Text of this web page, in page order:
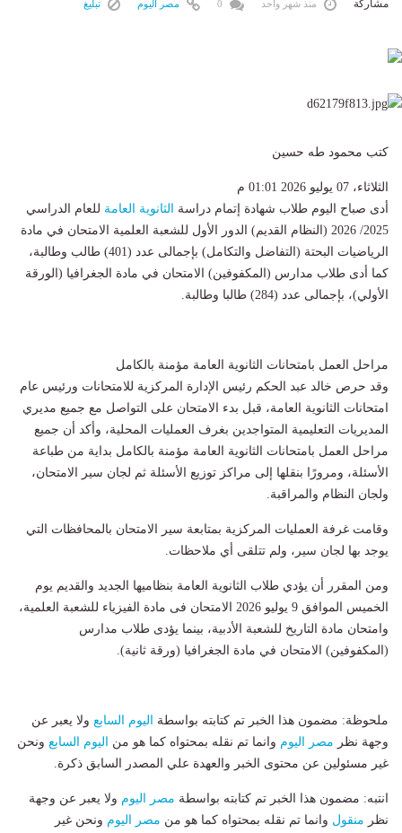
مشاركة منذ شهر واحد مصر اليوم تبليغ
كتب محمود طه حسين
الثلاثاء، 07 يوليو 2026 01:01 م
أدى صباح اليوم طلاب شهادة إتمام دراسة
الثانوية العامة للعام الدراسي
2025/ 2026 (النظام القديم) الدور الأول للشعبة العلمية الامتحان في مادة
الرياضيات البحتة (التفاضل والتكامل) بإجمالى عدد (401) طالب وطالبة،
كما أدى طلاب مدارس (المكفوفين) الامتحان في مادة الجغرافيا (الورقة
الأولي)، بإجمالى عدد (284) طالبا وطالبة.
مراحل العمل بامتحانات الثانوية العامة مؤمنة بالكامل
وقد حرص خالد عبد الحكم رئيس الإدارة المركزية للامتحانات ورئيس عام
امتحانات الثانوية العامة، قبل بدء الامتحان على التواصل مع جميع مديري
المديريات التعليمية المتواجدين بغرف العمليات المحلية، وأكد أن جميع
مراحل العمل بامتحانات الثانوية العامة مؤمنة بالكامل بداية من طباعة
الأسئلة، ومرورًا بنقلها إلى مراكز توزيع الأسئلة ثم لجان سير الامتحان،
ولجان النظام والمراقبة.
وقامت غرفة العمليات المركزية بمتابعة سير الامتحان بالمحافظات التي
يوجد بها لجان سير، ولم تتلقى أي ملاحظات.
ومن المقرر أن يؤدي طلاب الثانوية العامة بنظاميها الجديد والقديم يوم
الخميس الموافق 9 يوليو 2026 الامتحان فى مادة الفيزياء للشعبة العلمية،
وامتحان مادة التاريخ للشعبة الأدبية، بينما يؤدى طلاب مدارس
(المكفوفين) الامتحان في مادة الجغرافيا (ورقة ثانية).
ملحوظة: مضمون هذا الخبر تم كتابته بواسطة اليوم السابع ولا يعبر عن
وجهة نظر مصر اليوم وانما تم نقله بمحتواه كما هو من اليوم السابع ونحن
غير مسئولين عن محتوى الخبر والعهدة علي المصدر السابق ذكرة.
انتبه: مضمون هذا الخبر تم كتابته بواسطة مصر اليوم ولا يعبر عن وجهة
نظر منقول وانما تم نقله بمحتواه كما هو من مصر اليوم ونحن غير